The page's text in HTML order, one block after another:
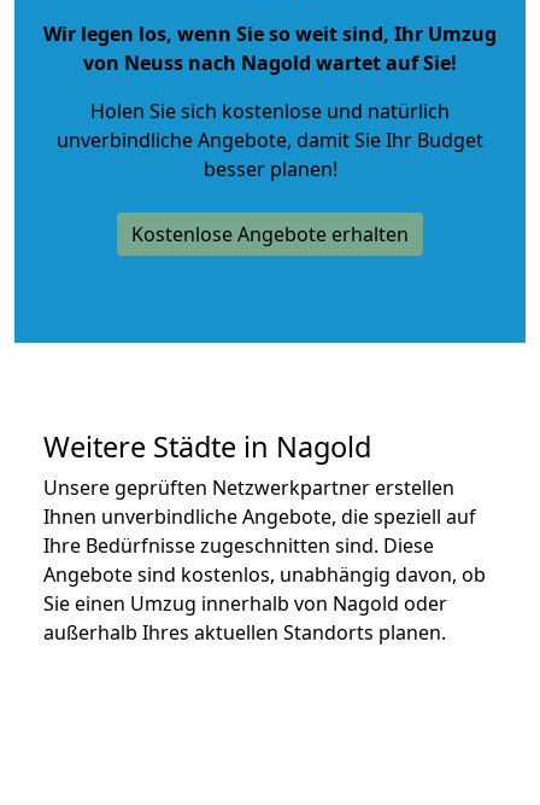
Wir legen los, wenn Sie so weit sind, Ihr Umzug
von Neuss nach Nagold wartet auf Sie!
Holen Sie sich kostenlose und natürlich
unverbindliche Angebote, damit Sie Ihr Budget
besser planen!
Kostenlose Angebote erhalten
Weitere Städte in Nagold
Unsere geprüften Netzwerkpartner erstellen
Ihnen unverbindliche Angebote, die speziell auf
Ihre Bedürfnisse zugeschnitten sind. Diese
Angebote sind kostenlos, unabhängig davon, ob
Sie einen Umzug innerhalb von Nagold oder
außerhalb Ihres aktuellen Standorts planen.